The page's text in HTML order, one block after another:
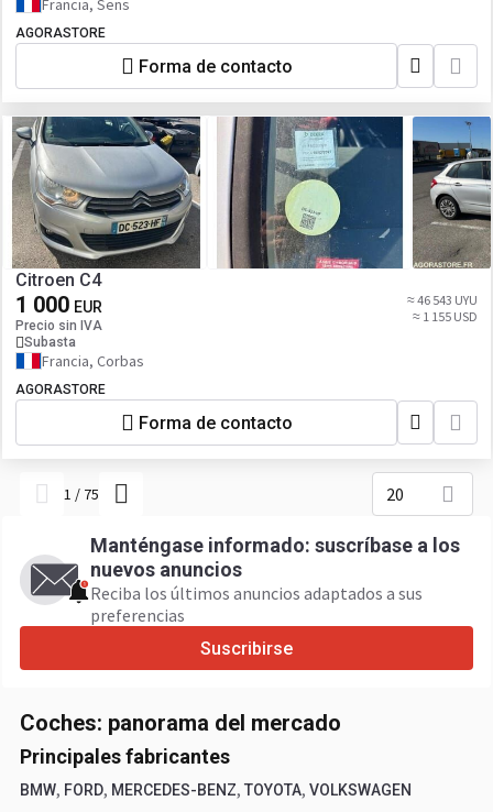
Francia, Sens
AGORASTORE
Forma de contacto
Citroen C4
1 000 EUR
Precio sin IVA
Subasta
≈ 46 543 UYU
≈ 1 155 USD
Francia, Corbas
AGORASTORE
Forma de contacto
1 / 75 20
Manténgase informado: suscríbase a los
nuevos anuncios
Reciba los últimos anuncios adaptados a sus
preferencias
Suscribirse
Coches: panorama del mercado
Principales fabricantes
BMW, FORD, MERCEDES-BENZ, TOYOTA, VOLKSWAGEN